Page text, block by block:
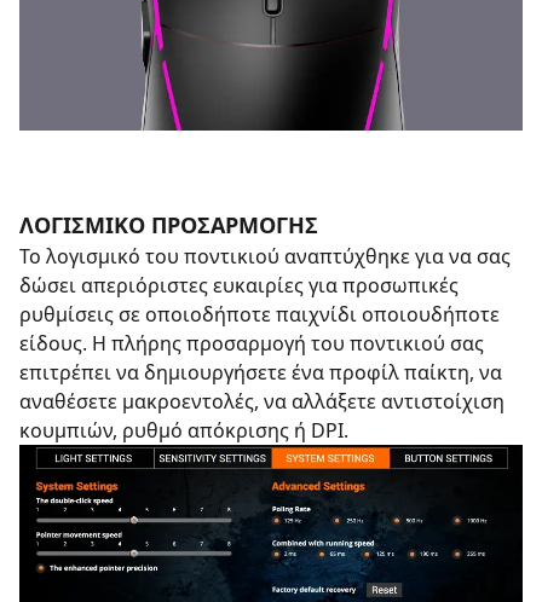
ΛΟΓΙΣΜΙΚΟ ΠΡΟΣΑΡΜΟΓΗΣ
Το λογισμικό του ποντικιού αναπτύχθηκε για να σας
δώσει απεριόριστες ευκαιρίες για προσωπικές
ρυθμίσεις σε οποιοδήποτε παιχνίδι οποιουδήποτε
είδους. Η πλήρης προσαρμογή του ποντικιού σας
επιτρέπει να δημιουργήσετε ένα προφίλ παίκτη, να
αναθέσετε μακροεντολές, να αλλάξετε αντιστοίχιση
κουμπιών, ρυθμό απόκρισης ή DPI.